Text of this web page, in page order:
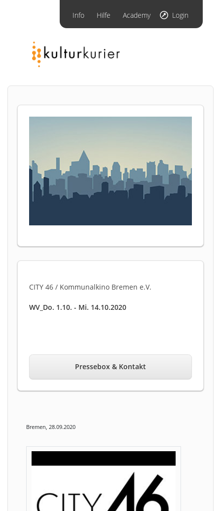
Info Hilfe Academy Login
CITY 46 / Kommunalkino Bremen e.V.
WV_Do. 1.10. - Mi. 14.10.2020
Pressebox & Kontakt
Bremen, 28.09.2020